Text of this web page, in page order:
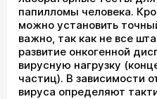
папилломы человека.
можно установить
важно, так как не все
развитие онкогенной
вирусную нагрузку
частиц). В зависимости
вируса определяют